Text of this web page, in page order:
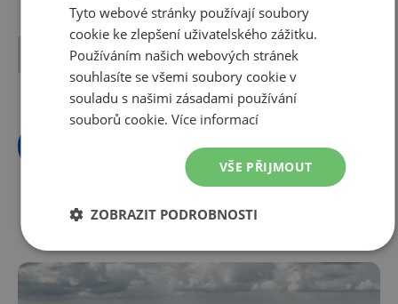
No items found.
Všechny zájezdy
Tyto webové stránky používají soubory
cookie ke zlepšení uživatelského zážitku.
Používáním našich webových stránek
souhlasíte se všemi soubory cookie v
souladu s našimi zásadami používání
souborů cookie.Více informací
VŠE PŘIJMOUT
ZOBRAZIT PODROBNOSTI